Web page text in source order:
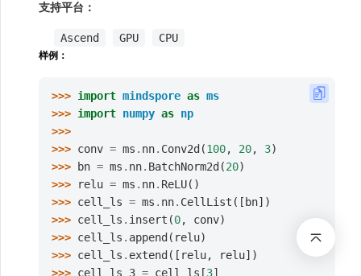
支持平台：
Ascend GPU CPU
样例：
>>> import mindspore as ms
>>> import numpy as np
>>>
>>> conv = ms . nn. Conv2d (100, 20, 3)
>>>
bn = ms . nn. BatchNorm2d (20)
>>>
relu = ms . nn. ReLU()
>>> cell_ls = ms . nn. CellList ([ bn])
>>> cell_ls . insert (0, conv)
>>> cell_ls . append ( relu)
>>> cell_ls . extend ([ relu, relu])
>>> cell_ls_3 = cell_ls [3]